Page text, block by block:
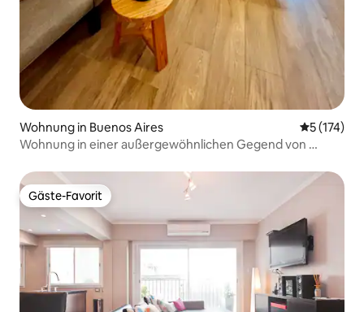
Wohnung in Buenos Aires
5 (174)
Wohnung in einer außergewöhnlichen Gegend von ​​
Gäste-Favorit
Gäste-Favorit